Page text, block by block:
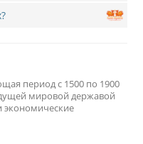
период с 1500 по 1900
мировой державой
экономические